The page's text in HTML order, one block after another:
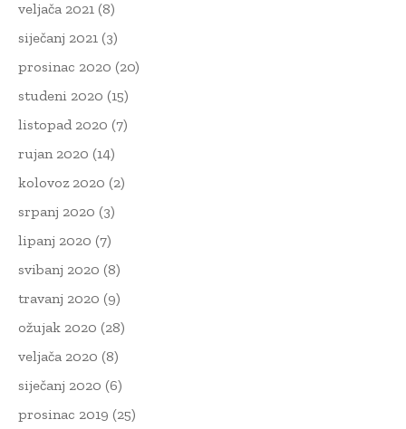
veljača 2021 (8)
siječanj 2021 (3)
prosinac 2020 (20)
studeni 2020 (15)
listopad 2020 (7)
rujan 2020 (14)
kolovoz 2020 (2)
srpanj 2020 (3)
lipanj 2020 (7)
svibanj 2020 (8)
travanj 2020 (9)
ožujak 2020 (28)
veljača 2020 (8)
siječanj 2020 (6)
prosinac 2019 (25)